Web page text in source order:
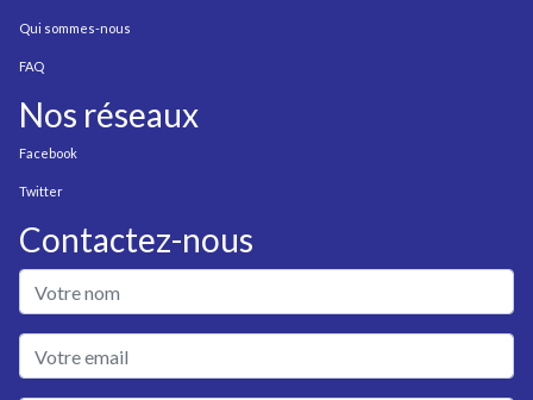
Qui sommes-nous
FAQ
Nos réseaux
Facebook
Twitter
Contactez-nous